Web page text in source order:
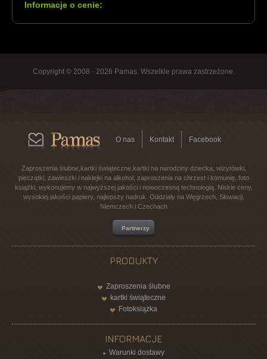
Informacje o cenie:
Copyright © 2008 - 2026 Pamas. Wszelkie prawa zastrzeżone.
O nas Kontakt Facebook
Zaproszenia ślubne,kartki świąteczne,kartki na narodziny dziecka, wizytówki,
pieczątki, zawieszki i naklejki na alkohol, zaproszenia na chrzest i komunię, foto
książki, wykonujemy w najwyższej jakości i nowoczesną technologią. Niskie ceny,
wysokiej jakości papiery, najlepszy nadruk. Oddziały na Węgrzech, Słowacji,
Niemczech i Czechach
Partnerzy
PRODUKTY
Zaproszenia ślubne
kartki świąteczne
Fotoksiążka
INFORMACJE
Warunki dostawy